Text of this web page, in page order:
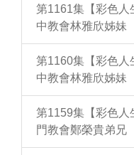
第1161集【彩色人
中教會林雅欣姊妹
第1160集【彩色人
中教會林雅欣姊妹
第1159集【彩色人
門教會鄭榮貴弟兄